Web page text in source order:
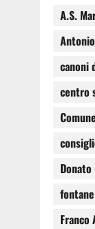
A.S.
canoni
centro
Franco